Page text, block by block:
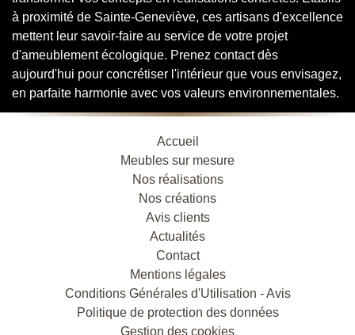
à proximité de Sainte-Geneviève, ces artisans d'excellence
mettent leur savoir-faire au service de votre projet
d'ameublement écologique. Prenez contact dès
aujourd'hui pour concrétiser l'intérieur que vous envisagez,
en parfaite harmonie avec vos valeurs environnementales.
Accueil
Meubles sur mesure
Nos réalisations
Nos créations
Avis clients
Actualités
Contact
Mentions légales
Conditions Générales d'Utilisation - Avis
Politique de protection des données
Gestion des cookies